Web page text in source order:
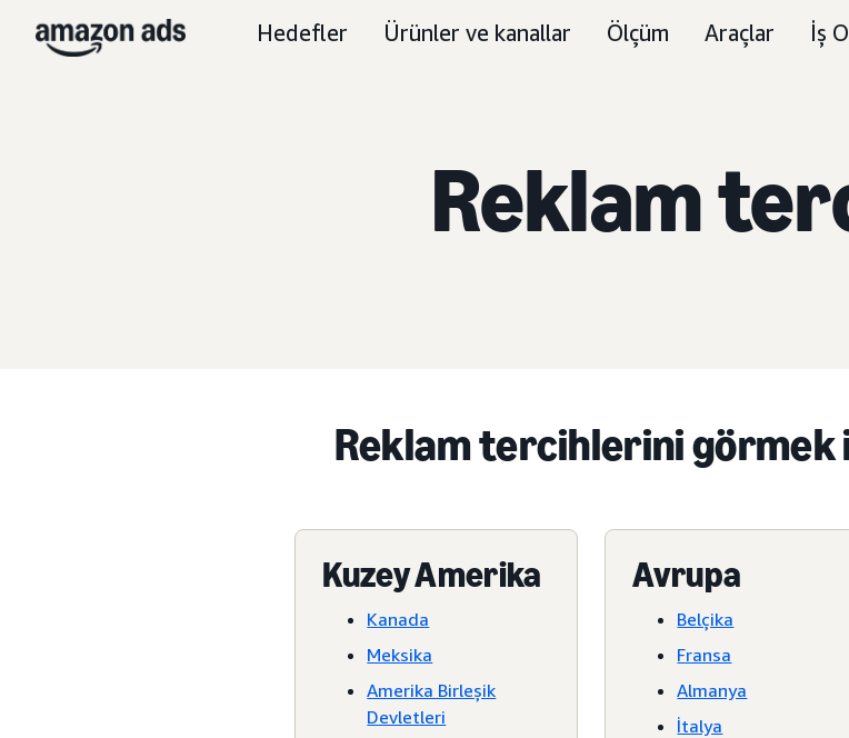
Hedefler Ürünler ve kanallar Ölçüm Araçlar İş
Reklam
Reklam tercihlerini görmek
Kuzey Amerika
Kanada
Meksika
Amerika Birleşik
Devletleri
Avrupa
Belçika
Fransa
Almanya
İtalya